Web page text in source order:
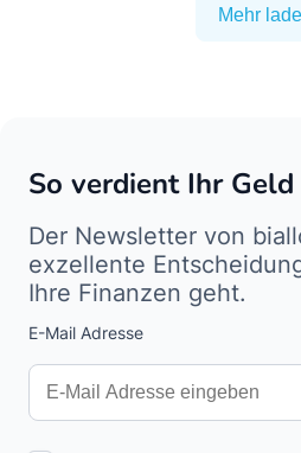
Mehr
So verdient Ihr
Der Newsletter von
exzellente
Ihre Finanzen geht.
E-Mail Adresse
Interests
Amount